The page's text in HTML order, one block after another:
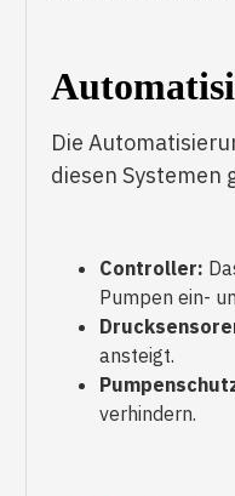
Die
diesen Systemen
Controller:
Pumpen ein-
ansteigt.
verhindern.